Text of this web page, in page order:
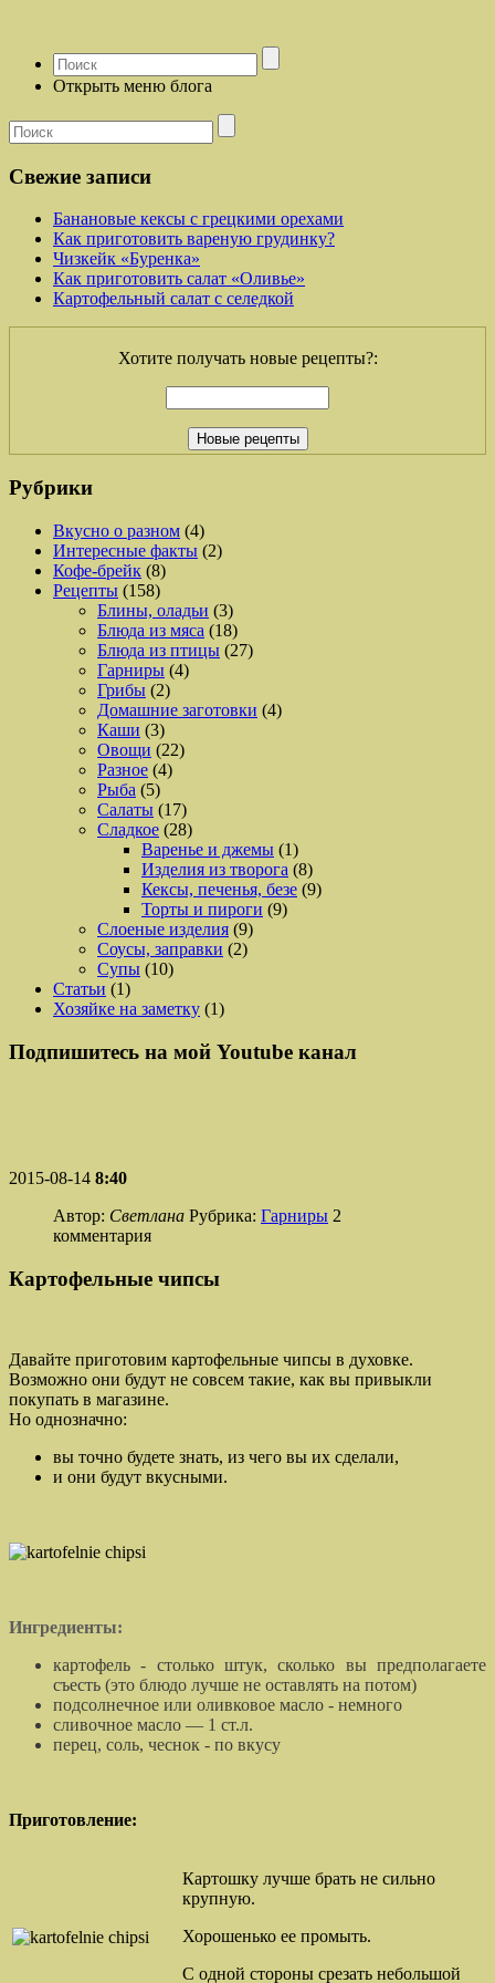
Открыть меню блога
Свежие записи
Банановые кексы с грецкими орехами
Как приготовить вареную грудинку?
Чизкейк «Буренка»
Как приготовить салат «Оливье»
Картофельный салат с селедкой
Хотите получать новые рецепты?:
Рубрики
Вкусно о разном (4)
Интересные факты (2)
Кофе-брейк (8)
Рецепты (158)
Блины, оладьи (3)
Блюда из мяса (18)
Блюда из птицы (27)
Гарниры (4)
Грибы (2)
Домашние заготовки (4)
Каши (3)
Овощи (22)
Разное (4)
Рыба (5)
Салаты (17)
Сладкое (28)
Варенье и джемы (1)
Изделия из творога (8)
Кексы, печенья, безе (9)
Торты и пироги (9)
Слоеные изделия (9)
Соусы, заправки (2)
Супы (10)
Статьи (1)
Хозяйке на заметку (1)
Подпишитесь на мой Youtube канал
2015-08-14 8:40
Автор: Светлана Рубрика: Гарниры 2
комментария
Картофельные чипсы
Давайте приготовим картофельные чипсы в духовке.
Возможно они будут не совсем такие, как вы привыкли
покупать в магазине.
Но однозначно:
вы точно будете знать, из чего вы их сделали,
и они будут вкусными.
Ингредиенты:
картофель - столько штук, сколько вы предполагаете
съесть (это блюдо лучше не оставлять на потом)
подсолнечное или оливковое масло - немного
сливочное масло — 1 ст.л.
перец, соль, чеснок - по вкусу
Приготовление:
Картошку лучше брать не сильно
крупную.
Хорошенько ее промыть.
С одной стороны срезать небольшой